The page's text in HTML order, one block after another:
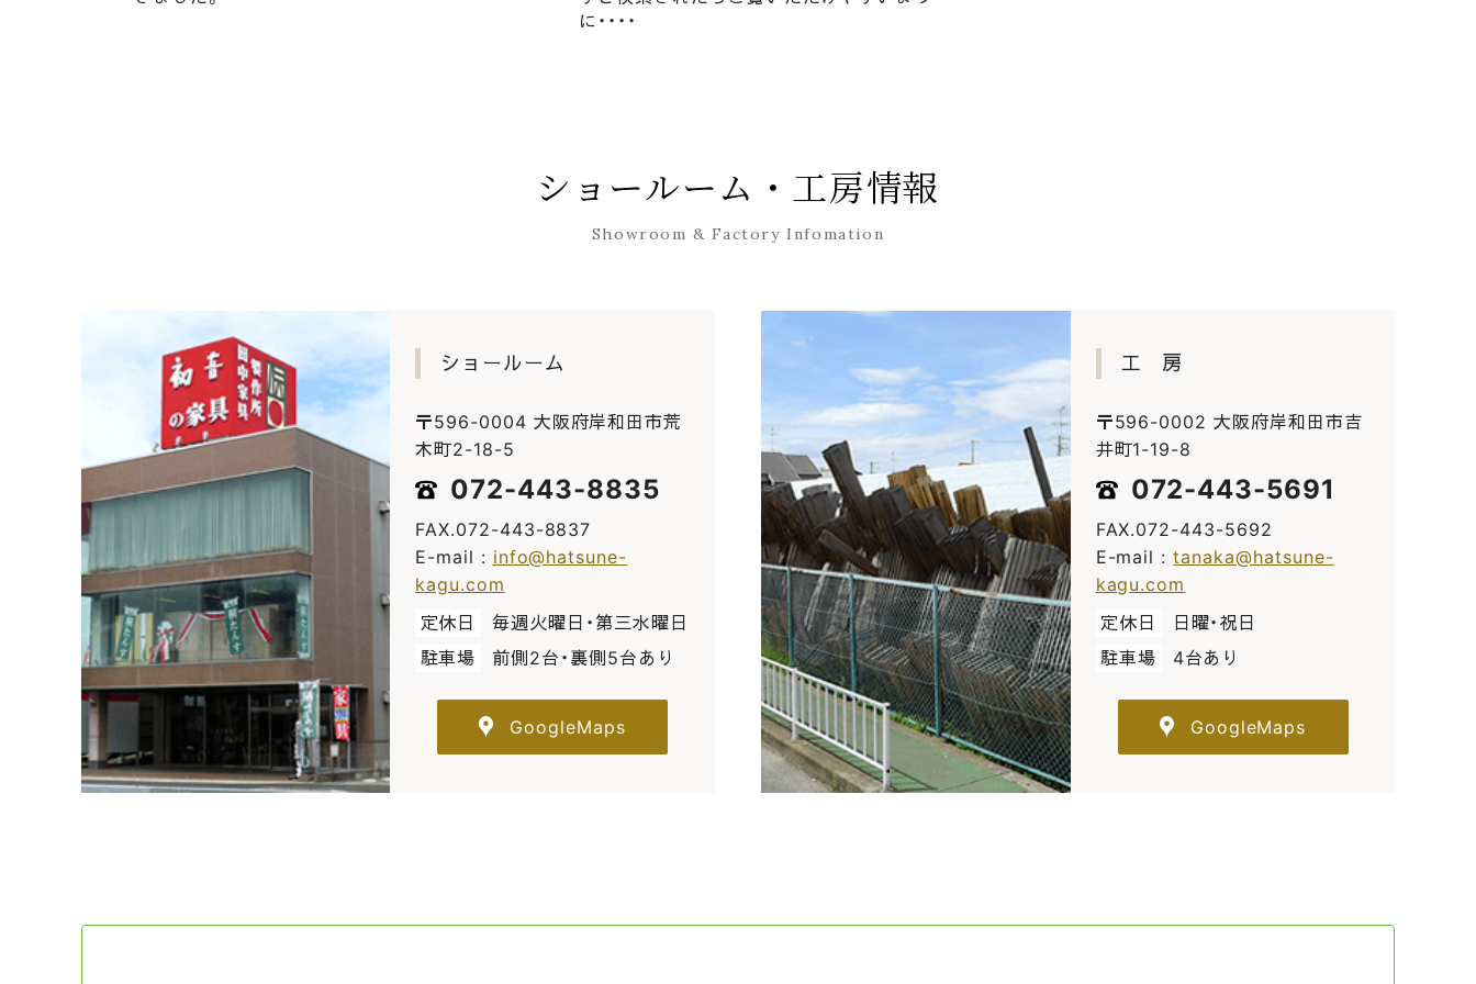
に・・・・
ショールーム・工房情報
Showroom & Factory Infomation
ショールーム
〒596-0004 大阪府岸和田市荒
木町2-18-5
072-443-8835
FAX.072-443-8837
E-mail : info@hatsune-
kagu.com
定休日
毎週火曜日・第三水曜日
駐車場
前側2台・裏側5台あり
GoogleMaps
工 房
〒596-0002 大阪府岸和田市吉
井町1-19-8
072-443-5691
FAX.072-443-5692
E-mail :tanaka@hatsune-
kagu.com
定休日
日曜・祝日
駐車場
4台あり
GoogleMaps